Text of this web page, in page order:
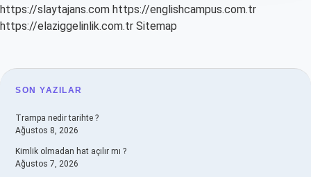
https://slaytajans.com https://englishcampus.com.tr
https://elaziggelinlik.com.tr Sitemap
SIDEBAR
SON YAZILAR
Trampa nedir tarihte ?
Ağustos 8, 2026
Kimlik olmadan hat açılır mı ?
Ağustos 7, 2026